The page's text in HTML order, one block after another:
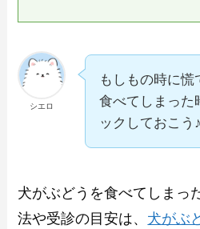
シエロ
もしもの時に慌
食べてしまった
ックしておこう♪
犬がぶどうを食べてしまっ
法や受診の目安は、 犬がぶ